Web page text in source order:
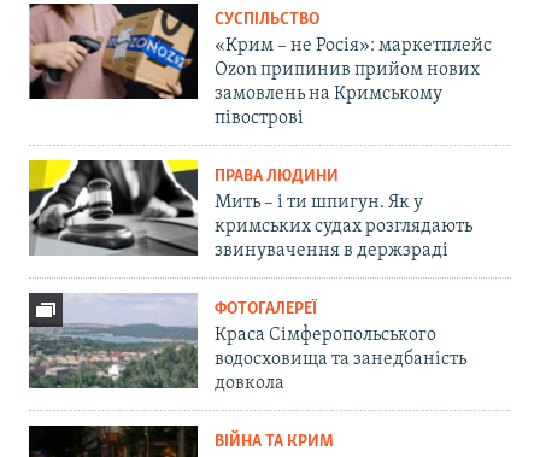
СУСПІЛЬСТВО
«Крим – не Росія»: маркетплейс
Ozon припинив прийом нових
замовлень на Кримському
півострові
ПРАВА ЛЮДИНИ
Мить – і ти шпигун. Як у
кримських судах розглядають
звинувачення в держзраді
ФОТОГАЛЕРЕЇ
Краса Сімферопольського
водосховища та занедбаність
довкола
ВІЙНА ТА КРИМ